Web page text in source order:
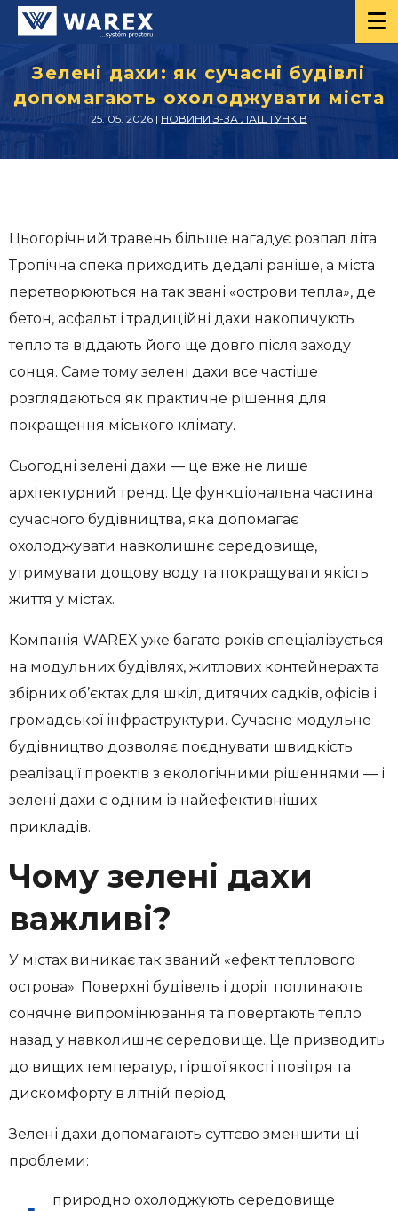
Зелені дахи: як сучасні будівлі
допомагають охолоджувати міста
25. 05. 2026 | НОВИНИ З-ЗА ЛАШТУНКІВ
Цьогорічний травень більше нагадує розпал літа.
Тропічна спека приходить дедалі раніше, а міста
перетворюються на так звані «острови тепла», де
бетон, асфальт і традиційні дахи накопичують
тепло та віддають його ще довго після заходу
сонця. Саме тому зелені дахи все частіше
розглядаються як практичне рішення для
покращення міського клімату.
Сьогодні зелені дахи — це вже не лише
архітектурний тренд. Це функціональна частина
сучасного будівництва, яка допомагає
охолоджувати навколишнє середовище,
утримувати дощову воду та покращувати якість
життя у містах.
Компанія WAREX уже багато років спеціалізується
на модульних будівлях, житлових контейнерах та
збірних об’єктах для шкіл, дитячих садків, офісів і
громадської інфраструктури. Сучасне модульне
будівництво дозволяє поєднувати швидкість
реалізації проектів з екологічними рішеннями — і
зелені дахи є одним із найефективніших
прикладів.
Чому зелені дахи
важливі?
У містах виникає так званий «ефект теплового
острова». Поверхні будівель і доріг поглинають
сонячне випромінювання та повертають тепло
назад у навколишнє середовище. Це призводить
до вищих температур, гіршої якості повітря та
дискомфорту в літній період.
Зелені дахи допомагають суттєво зменшити ці
проблеми:
природно охолоджують середовище